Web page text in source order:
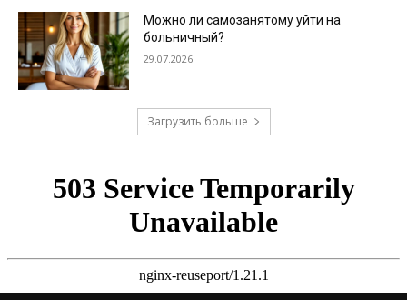
Можно ли самозанятому уйти на
больничный?
29.07.2026
Загрузить больше